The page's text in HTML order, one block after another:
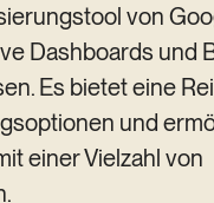
von
Dashboards und
Es bietet eine
und
einer Vielzahl von